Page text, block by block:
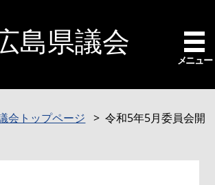
島県議会
メニュー
会トップページ
令和5年5月委員会開